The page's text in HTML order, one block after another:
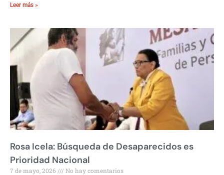
Leer más »
Rosa Icela: Búsqueda de Desaparecidos es
Prioridad Nacional
7 de mayo, 2026 No hay comentarios